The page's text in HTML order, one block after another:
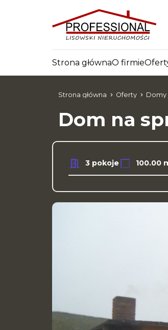
Strona głównaO firmie
Strona główna Oferty Domy
Dom na
3 pokoje 100.00